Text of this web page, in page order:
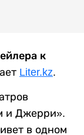
к
Liter.kz.
и Джерри».
в одном